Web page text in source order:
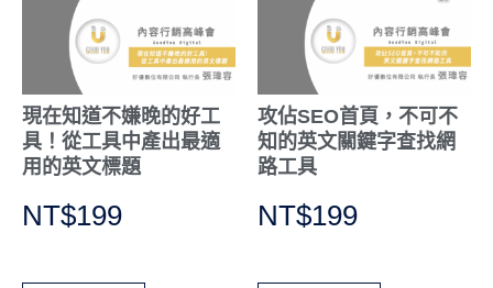
現在知道不嫌晚的好工
具！從工具中產出最適
用的英文標題
NT$199
攻佔SEO首頁，不可不
知的英文關鍵字查找網
路工具
NT$199